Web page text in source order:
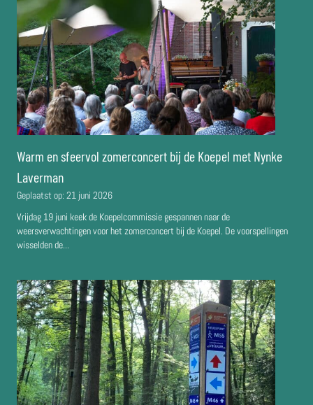
Warm en sfeervol zomerconcert bij de Koepel met Nynke
Laverman
Geplaatst op: 21 juni 2026
Vrijdag 19 juni keek de Koepelcommissie gespannen naar de
weersverwachtingen voor het zomerconcert bij de Koepel. De voorspellingen
wisselden de...